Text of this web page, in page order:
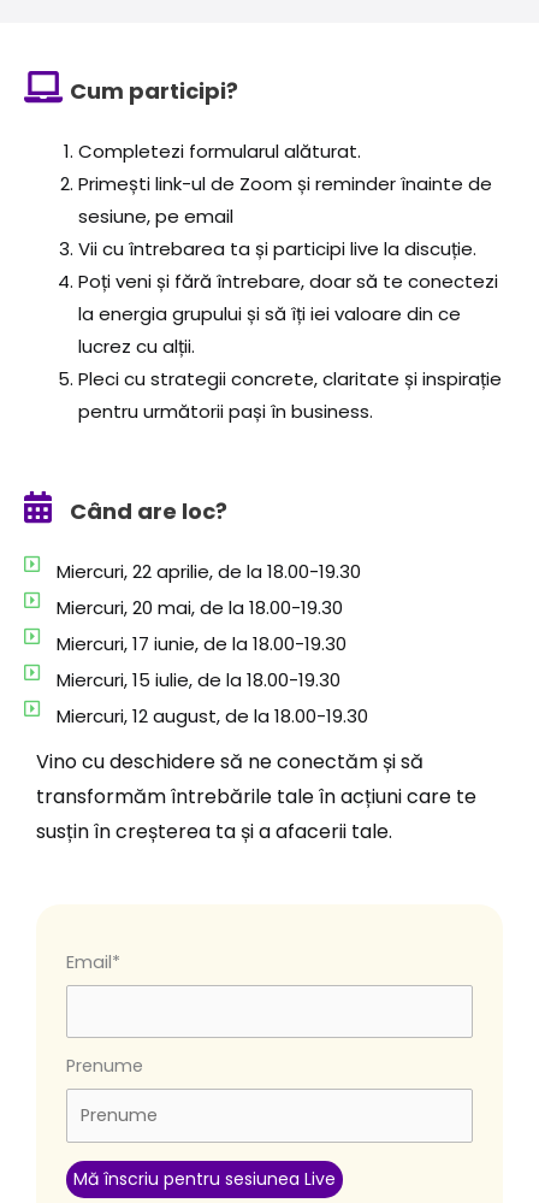
Cum participi?
Completezi formularul alăturat.
Primești link-ul de Zoom și reminder înainte de
sesiune, pe email
Vii cu întrebarea ta și participi live la discuție.
Poți veni și fără întrebare, doar să te conectezi
la energia grupului și să îți iei valoare din ce
lucrez cu alții.
Pleci cu strategii concrete, claritate și inspirație
pentru următorii pași în business.
Când are loc?
Miercuri, 22 aprilie, de la 18.00-19.30
Miercuri, 20 mai, de la 18.00-19.30
Miercuri, 17 iunie, de la 18.00-19.30
Miercuri, 15 iulie, de la 18.00-19.30
Miercuri, 12 august, de la 18.00-19.30
Vino cu deschidere să ne conectăm și să
transformăm întrebările tale în acțiuni care te
susțin în creșterea ta și a afacerii tale.
Email*
Prenume